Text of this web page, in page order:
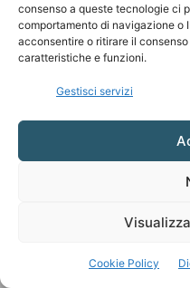
consenso a queste tecnologie ci
comportamento di navigazione o
acconsentire o ritirare il
caratteristiche e funzioni.
Gestisci servizi
Cookie Policy